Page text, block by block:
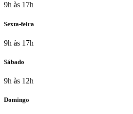
9h às 17h
Sexta-feira
9h às 17h
Sábado
9h às 12h
Domingo